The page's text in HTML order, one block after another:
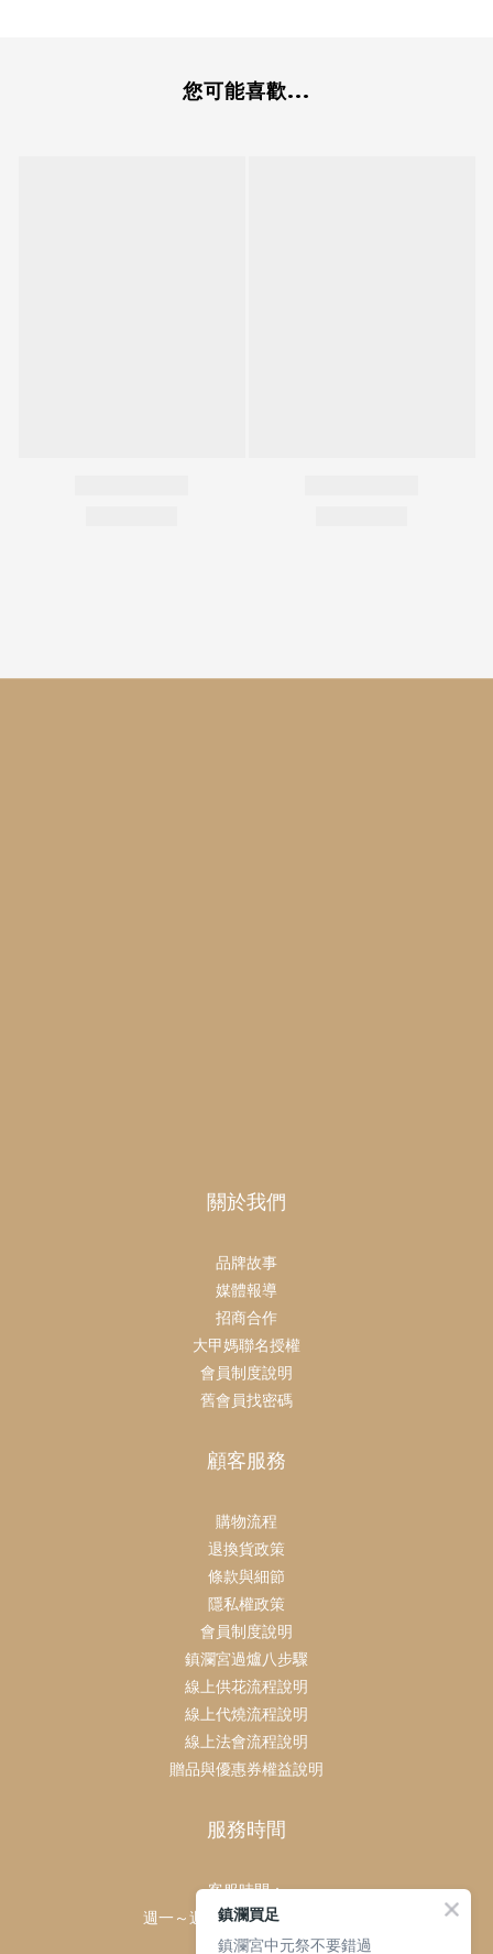
您可能喜歡...
關於我們
品牌故事
媒體報導
招商合作
大甲媽聯名授權
會員制度說明
舊會員找密碼
顧客服務
購物流程
退換貨政策
條款與細節
隱私權政策
會員制度說明
鎮瀾宮過爐八步驟
線上供花流程說明
線上代燒流程說明
線上法會流程說明
贈品與優惠券權益說明
服務時間
客服時間：
週一～週日 上午9點～下午6點
客服電話：
鎮瀾買足
鎮瀾宮中元祭不要錯過